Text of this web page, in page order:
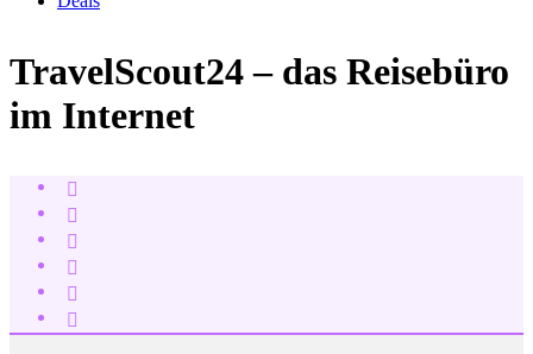
TravelScout24 – das Reisebüro
im Internet